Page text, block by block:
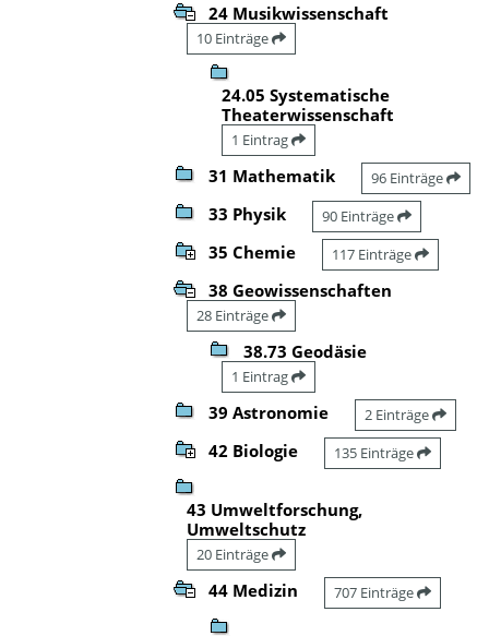
24 Musikwissenschaft
10 Einträge
24.05 Systematische
Theaterwissenschaft
1 Eintrag
31 Mathematik 96 Einträge
33 Physik 90 Einträge
35 Chemie 117 Einträge
38 Geowissenschaften
28 Einträge
38.73 Geodäsie
1 Eintrag
39 Astronomie 2 Einträge
42 Biologie 135 Einträge
43 Umweltforschung,
Umweltschutz
20 Einträge
44 Medizin 707 Einträge